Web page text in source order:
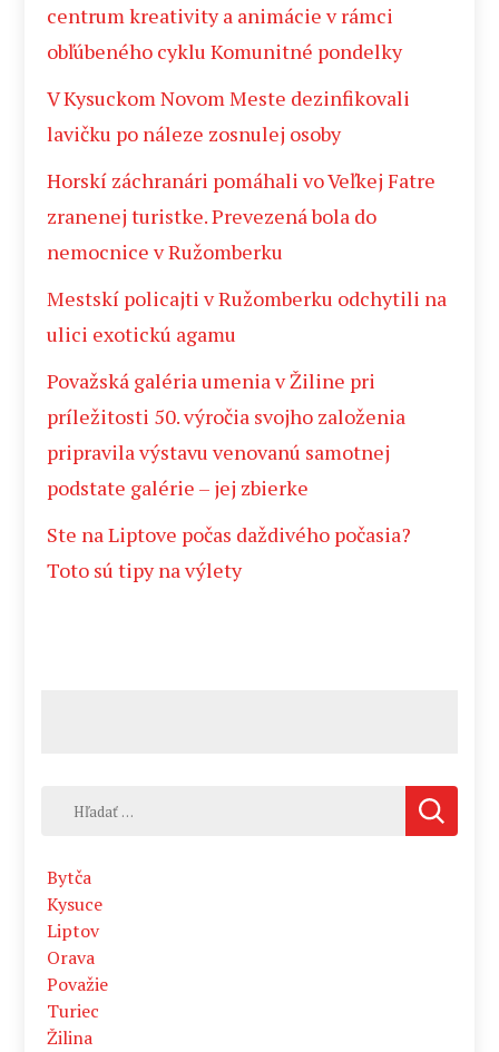
centrum kreativity a animácie v rámci
obľúbeného cyklu Komunitné pondelky
V Kysuckom Novom Meste dezinfikovali
lavičku po náleze zosnulej osoby
Horskí záchranári pomáhali vo Veľkej Fatre
zranenej turistke. Prevezená bola do
nemocnice v Ružomberku
Mestskí policajti v Ružomberku odchytili na
ulici exotickú agamu
Považská galéria umenia v Žiline pri
príležitosti 50. výročia svojho založenia
pripravila výstavu venovanú samotnej
podstate galérie – jej zbierke
Ste na Liptove počas daždivého počasia?
Toto sú tipy na výlety
Hľadať:
Bytča
Kysuce
Liptov
Orava
Považie
Turiec
Žilina